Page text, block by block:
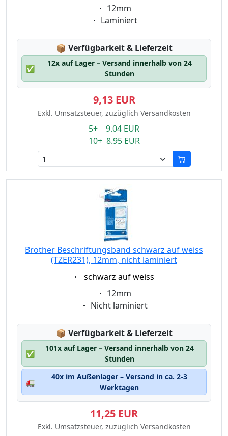
Eigenschaft:
12mm
Eigenschaft:
Laminiert
📦 Lagerstatus:
Verfügbarkeit & Lieferzeit
✅
12x auf Lager – Versand innerhalb von 24
Stunden
9,13 EUR
Exkl. Umsatzsteuer, zuzüglich Versandkosten
5+ 9.04 EUR
10+ 8.95 EUR
Brother Beschriftungsband schwarz auf weiss
(TZER231), 12mm, nicht laminiert
Eigenschaft:
schwarz auf weiss
Eigenschaft:
12mm
Eigenschaft:
Nicht laminiert
📦 Lagerstatus:
Verfügbarkeit & Lieferzeit
✅
101x auf Lager – Versand innerhalb von 24
Stunden
🚛
40x im Außenlager – Versand in ca. 2-3
Werktagen
11,25 EUR
Exkl. Umsatzsteuer, zuzüglich Versandkosten